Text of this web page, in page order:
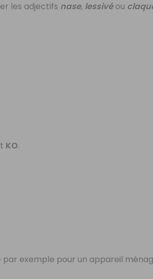
les adjectifs nase, lessivéou
KO.
par exemple pour un appareil